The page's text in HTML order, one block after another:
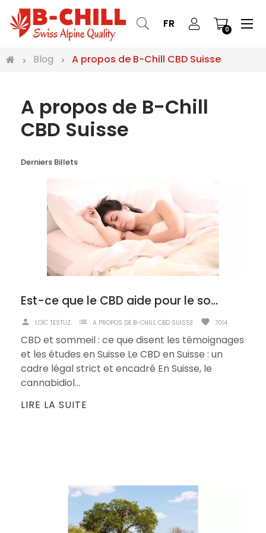
FR 0 ☰
Blog A propos de B-Chill CBD Suisse
A propos de B-Chill
CBD Suisse
Derniers Billets
Est-ce que le CBD aide pour le sommeil ?
person LOÏC TESTUZ list A PROPOS DE B-CHILL CBD SUISSE favorite 7014
CBD et sommeil : ce que disent les témoignages
et les études en Suisse Le CBD en Suisse : un
cadre légal strict et encadré En Suisse, le
cannabidiol...
LIRE LA SUITE